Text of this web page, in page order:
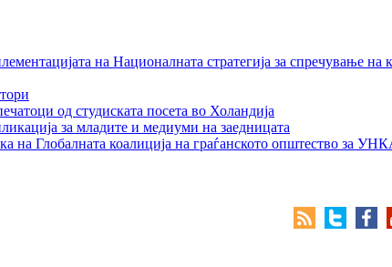
на Националната стратегија за спречување
од студиската посета во Холандија
за младите и медиуми на заедницата
на Глобалната коалиција на граѓанското општество за